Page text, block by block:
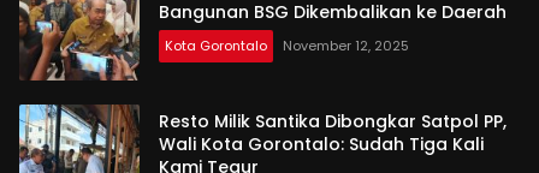
Bangunan BSG Dikembalikan ke Daerah
Kota Gorontalo November 12, 2025
Resto Milik Santika Dibongkar Satpol PP,
Wali Kota Gorontalo: Sudah Tiga Kali
Kami Tegur